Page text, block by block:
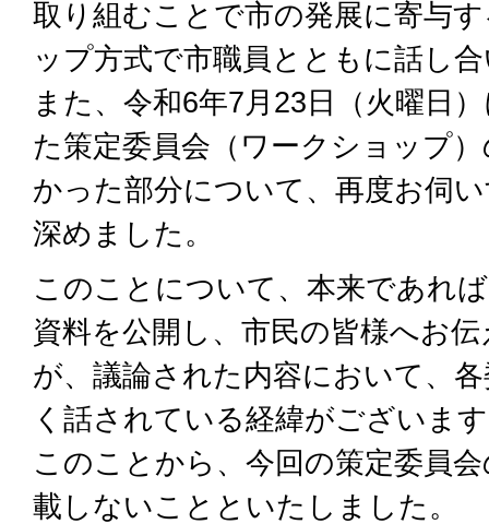
取り組むことで市の発展に寄与
ップ方式で市職員とともに話し
また、令和6年7月23日（火曜日
た策定委員会（ワークショップ
かった部分について、再度お伺
深めました。
このことについて、本来であれ
資料を公開し、市民の皆様へお
が、議論された内容において、
く話されている経緯がございま
このことから、今回の策定委員
載しないことといたしました。